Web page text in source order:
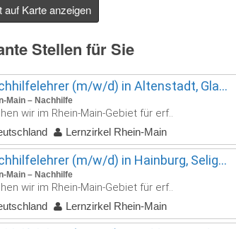
auf Karte anzeigen
Stellen für Sie
(m/w/d) in Altenstadt, Gla...
Main – Nachhilfe
wir im Rhein-Main-Gebiet für erf..
Lernzirkel Rhein-Main
(m/w/d) in Hainburg, Selig...
Main – Nachhilfe
wir im Rhein-Main-Gebiet für erf..
Lernzirkel Rhein-Main